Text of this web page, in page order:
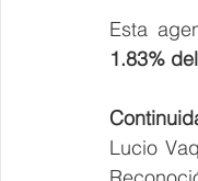
Esta
1.83%
Lucio